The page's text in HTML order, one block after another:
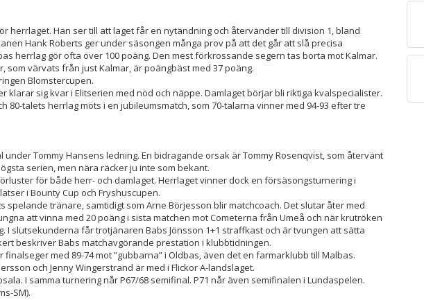
herrlaget. Han ser till att laget får en nytändning och återvänder till division 1, bland
Hank Roberts ger under säsongen många prov på att det går att slå precisa
herrlag gör ofta över 100 poäng. Den mest förkrossande segern tas borta mot Kalmar.
som värvats från just Kalmar, är poängbäst med 37 poäng.
Blomstercupen.
sig kvar i Elitserien med nöd och näppe. Damlaget börjar bli riktiga kvalspecialister.
80-talets herrlag möts i en jubileumsmatch, som 70-talarna vinner med 94-93 efter tre
Tommy Hansens ledning. En bidragande orsak är Tommy Rosenqvist, som återvänt
serien, men nära räcker ju inte som bekant.
för både herr- och damlaget. Herrlaget vinner dock en försäsongsturnering i
i Bounty Cup och Fryshuscupen.
spelande tränare, samtidigt som Arne Börjesson blir matchcoach. Det slutar åter med
att vinna med 20 poäng i sista matchen mot Cometerna från Umeå och när krutröken
I slutsekunderna får trotjänaren Babs Jönsson 1+1 straffkast och är tvungen att sätta
beskriver Babs matchavgörande prestation i klubbtidningen.
med 89-74 mot ”gubbarna” i Oldbas, även det en farmarklubb till Malbas.
och Jenny Wingerstrand är med i Flickor A-landslaget.
I samma turnering når P67/68 semifinal. P71 når även semifinalen i Lundaspelen.
SM).